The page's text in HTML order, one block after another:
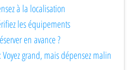
à la localisation
les équipements
en avance ?
Voyez grand, mais dépensez malin